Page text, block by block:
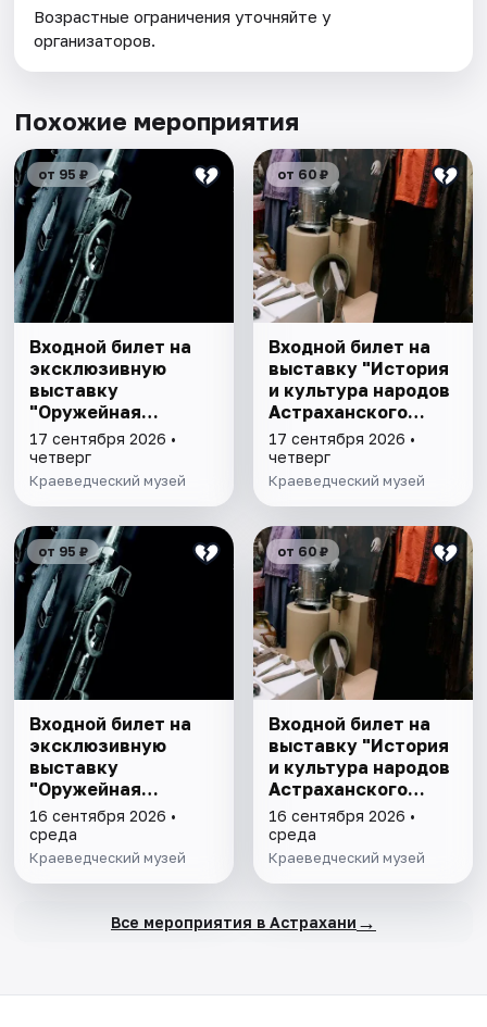
Возрастные ограничения уточняйте у
организаторов.
Похожие мероприятия
от 95 ₽
Входной билет на
эксклюзивную
выставку
"Оружейная
комната"
17 сентября 2026 •
четверг
Краеведческий музей
от 60 ₽
Входной билет на
выставку "История
и культура народов
Астраханского
края"
17 сентября 2026 •
четверг
Краеведческий музей
от 95 ₽
Входной билет на
эксклюзивную
выставку
"Оружейная
комната"
16 сентября 2026 •
среда
Краеведческий музей
от 60 ₽
Входной билет на
выставку "История
и культура народов
Астраханского
края"
16 сентября 2026 •
среда
Краеведческий музей
Все мероприятия в Астрахани →